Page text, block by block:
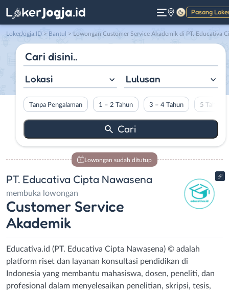
Pasang
Gelap
LokerJogja.ID > Bantul > Lowongan Customer Service Akademik di PT. Educativa Cipta Nawasena
Lokasi Lulusan
Tanpa Pengalaman 1 – 2 Tahun 3 – 4 Tahun 5 Tahun
Lowongan sudah ditutup
PT. Educativa Cipta Nawasena
membuka lowongan
Customer Service
Akademik
Educativa.id (PT. Educativa Cipta Nawasena) © adalah
platform riset dan layanan konsultasi pendidikan di
Indonesia yang membantu mahasiswa, dosen, peneliti, dan
profesional dalam menyelesaikan penelitian, skripsi, tesis,